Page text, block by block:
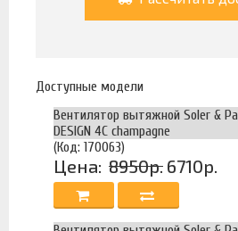
Доступные модели
Вентилятор вытяжной Soler &
DESIGN 4C champagne
(Код: 170063)
Цена: 8950р. 6710р.